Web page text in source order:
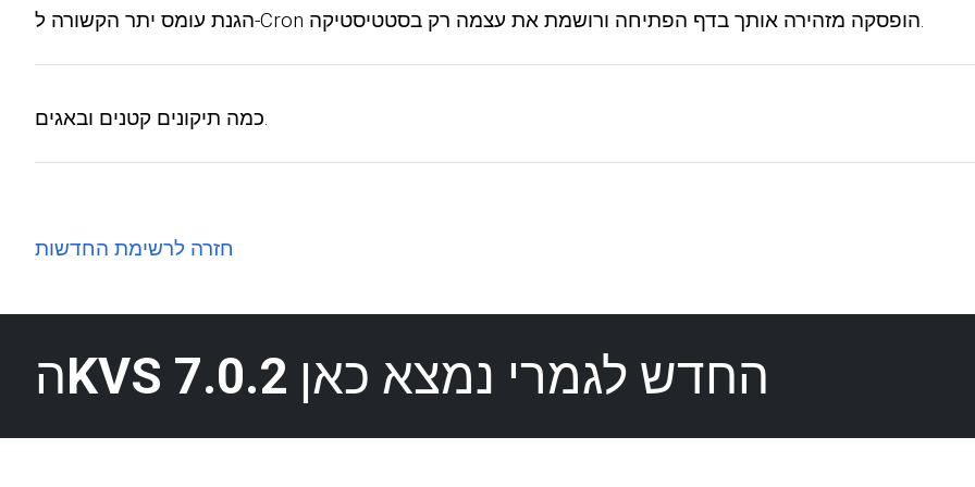
הגנת עומס יתר הקשורה ל-Cron הופסקה מזהירה אותך בדף הפתיחה ורושמת את עצמה רק בסטטיסטיקה.
כמה תיקונים קטנים ובאגים.
חזרה לרשימת החדשות
הKVS 7.0.2 החדש לגמרי נמצא כאן